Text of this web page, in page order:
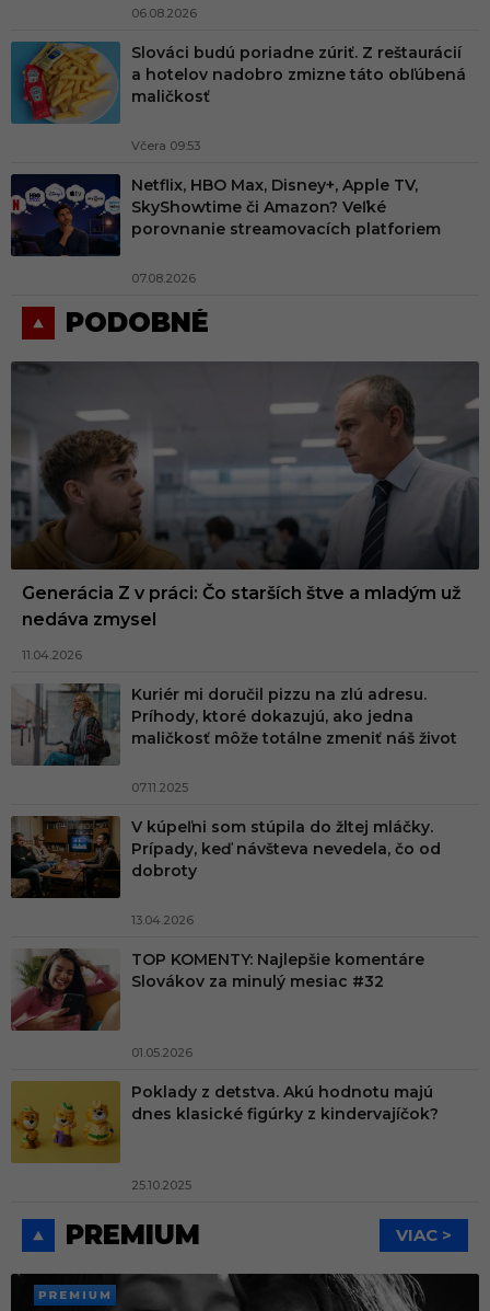
06.08.2026
Slováci budú poriadne zúriť. Z reštaurácií
a hotelov nadobro zmizne táto obľúbená
maličkosť
Včera 09:53
Netflix, HBO Max, Disney+, Apple TV,
SkyShowtime či Amazon? Veľké
porovnanie streamovacích platforiem
07.08.2026
PODOBNÉ
Generácia Z v práci: Čo starších štve a mladým už
nedáva zmysel
11.04.2026
Kuriér mi doručil pizzu na zlú adresu.
Príhody, ktoré dokazujú, ako jedna
maličkosť môže totálne zmeniť náš život
07.11.2025
V kúpeľni som stúpila do žltej mláčky.
Prípady, keď návšteva nevedela, čo od
dobroty
13.04.2026
TOP KOMENTY: Najlepšie komentáre
Slovákov za minulý mesiac #32
01.05.2026
Poklady z detstva. Akú hodnotu majú
dnes klasické figúrky z kindervajíčok?
25.10.2025
PREMIUM VIAC >
PREMI